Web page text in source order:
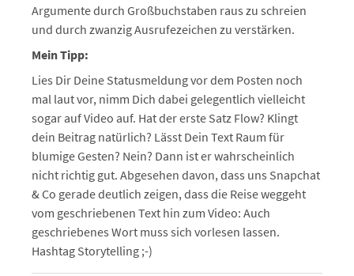
Argumente durch Großbuchstaben raus zu schreien
und durch zwanzig Ausrufezeichen zu verstärken.
Mein Tipp:
Lies Dir Deine Statusmeldung vor dem Posten noch
mal laut vor, nimm Dich dabei gelegentlich vielleicht
sogar auf Video auf. Hat der erste Satz Flow? Klingt
dein Beitrag natürlich? Lässt Dein Text Raum für
blumige Gesten? Nein? Dann ist er wahrscheinlich
nicht richtig gut. Abgesehen davon, dass uns Snapchat
& Co gerade deutlich zeigen, dass die Reise weggeht
vom geschriebenen Text hin zum Video: Auch
geschriebenes Wort muss sich vorlesen lassen.
Hashtag Storytelling ;-)